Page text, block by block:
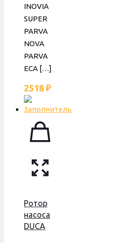
INOVIA
SUPER
PARVA
NOVA
PARVA
ECA […]
2518 ₽
Ротор
насоса
DUCA